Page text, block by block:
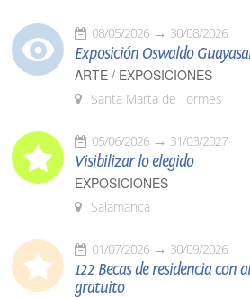
08/05/2026 30/08/2026
Exposición Oswaldo
ARTE / EXPOSICIONES
Santa Marta de Tormes
05/06/2026 31/03/2027
Visibilizar lo elegido
EXPOSICIONES
Salamanca
01/07/2026 30/09/2026
122 Becas de residencia
gratuito